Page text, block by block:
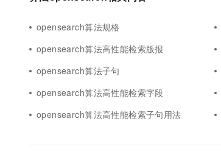
opensearch算法规格
opensearch算法高性能检索版报
opensearch算法子句
opensearch算法高性能检索字段
opensearch算法高性能检索子句用法